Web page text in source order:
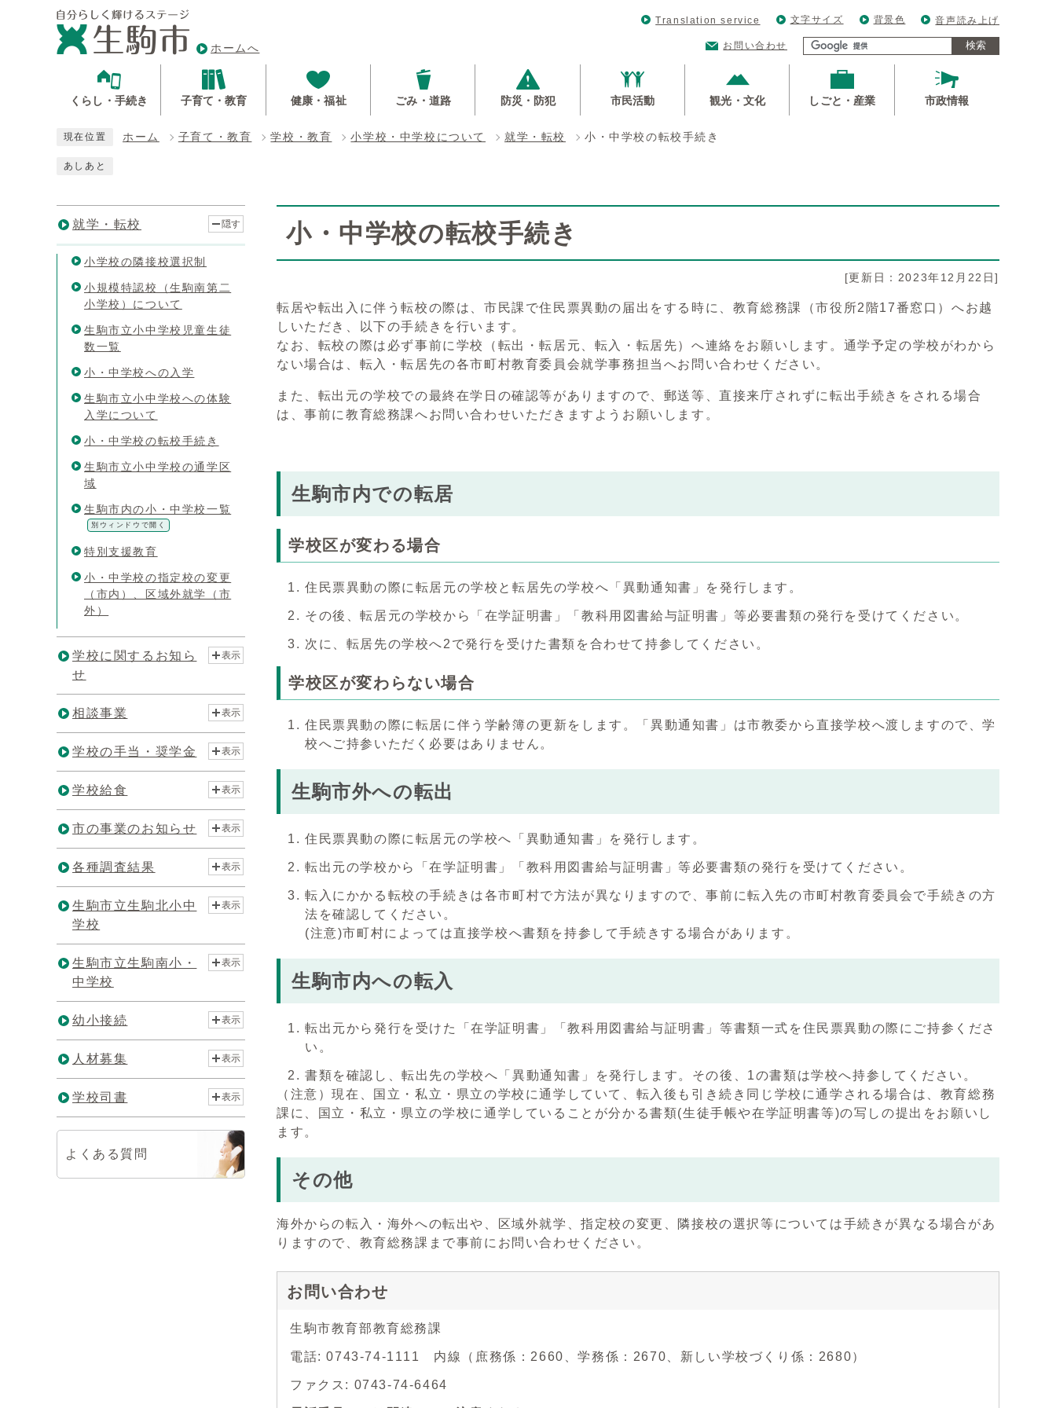
ホームへ
Translation service 文字サイズ 背景色 音声読み上げ
お問い合わせ 検索
くらし・手続き 子育て・教育 健康・福祉 ごみ・道路 防災・防犯 市民活動 観光・文化 しごと・産業 市政情報
現在位置 ホーム 子育て・教育 学校・教育 小学校・中学校について 就学・転校 小・中学校の転校手続き
あしあと
小・中学校の転校手続き
[更新日：2023年12月22日]
転居や転出入に伴う転校の際は、市民課で住民票異動の届出をする時に、教育総務課（市役所2階17番窓口）へお越
しいただき、以下の手続きを行います。
なお、転校の際は必ず事前に学校（転出・転居元、転入・転居先）へ連絡をお願いします。通学予定の学校がわから
ない場合は、転入・転居先の各市町村教育委員会就学事務担当へお問い合わせください。
また、転出元の学校での最終在学日の確認等がありますので、郵送等、直接来庁されずに転出手続きをされる場合
は、事前に教育総務課へお問い合わせいただきますようお願いします。
生駒市内での転居
学校区が変わる場合
住民票異動の際に転居元の学校と転居先の学校へ「異動通知書」を発行します。
その後、転居元の学校から「在学証明書」「教科用図書給与証明書」等必要書類の発行を受けてください。
次に、転居先の学校へ2で発行を受けた書類を合わせて持参してください。
学校区が変わらない場合
住民票異動の際に転居に伴う学齢簿の更新をします。「異動通知書」は市教委から直接学校へ渡しますので、学
校へご持参いただく必要はありません。
生駒市外への転出
住民票異動の際に転居元の学校へ「異動通知書」を発行します。
転出元の学校から「在学証明書」「教科用図書給与証明書」等必要書類の発行を受けてください。
転入にかかる転校の手続きは各市町村で方法が異なりますので、事前に転入先の市町村教育委員会で手続きの方
法を確認してください。
(注意)市町村によっては直接学校へ書類を持参して手続きする場合があります。
生駒市内への転入
転出元から発行を受けた「在学証明書」「教科用図書給与証明書」等書類一式を住民票異動の際にご持参くださ
い。
書類を確認し、転出先の学校へ「異動通知書」を発行します。その後、1の書類は学校へ持参してください。
（注意）現在、国立・私立・県立の学校に通学していて、転入後も引き続き同じ学校に通学される場合は、教育総務
課に、国立・私立・県立の学校に通学していることが分かる書類(生徒手帳や在学証明書等)の写しの提出をお願いし
ます。
その他
海外からの転入・海外への転出や、区域外就学、指定校の変更、隣接校の選択等については手続きが異なる場合があ
りますので、教育総務課まで事前にお問い合わせください。
お問い合わせ
生駒市教育部教育総務課
電話: 0743-74-1111 内線（庶務係：2660、学務係：2670、新しい学校づくり係：2680）
ファクス: 0743-74-6464
就学・転校 隠す
小学校の隣接校選択制
小規模特認校（生駒南第二
小学校）について
生駒市立小中学校児童生徒
数一覧
小・中学校への入学
生駒市立小中学校への体験
入学について
小・中学校の転校手続き
生駒市立小中学校の通学区
域
生駒市内の小・中学校一覧
別ウィンドウで開く
特別支援教育
小・中学校の指定校の変更
（市内）、区域外就学（市
外）
学校に関するお知ら
せ
表示
相談事業 表示
学校の手当・奨学金 表示
学校給食 表示
市の事業のお知らせ 表示
各種調査結果 表示
生駒市立生駒北小中
学校
表示
生駒市立生駒南小・
中学校
表示
幼小接続 表示
人材募集 表示
学校司書 表示
よくある質問